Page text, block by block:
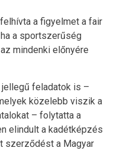
a figyelmet a fair
a sportszerűség
mindenki előnyére
jellegű feladatok is –
közelebb viszik a
– folytatta a
elindult a kadétképzés
szerződést a Magyar